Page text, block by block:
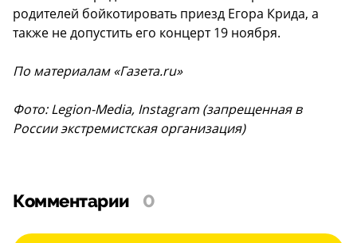
родителей бойкотировать приезд Егора Крида, а
также не допустить его концерт 19 ноября.
По материалам «Газета.ru»
Фото: Legion-Media, Instagram (запрещенная в
России экстремистская организация)
Комментарии 0